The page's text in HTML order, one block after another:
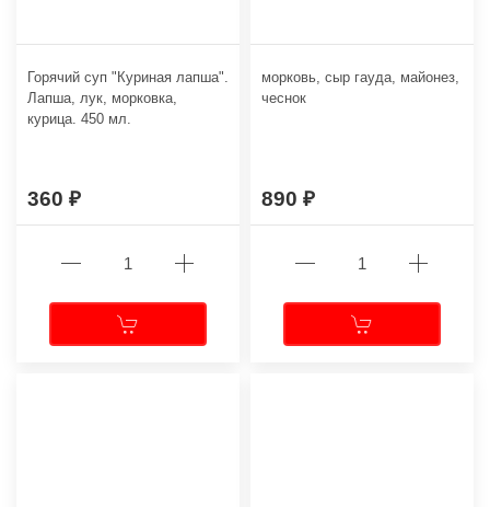
Горячий суп "Куриная лапша".
Лапша, лук, морковка,
курица. 450 мл.
360
морковь, сыр гауда, майонез,
чеснок
890